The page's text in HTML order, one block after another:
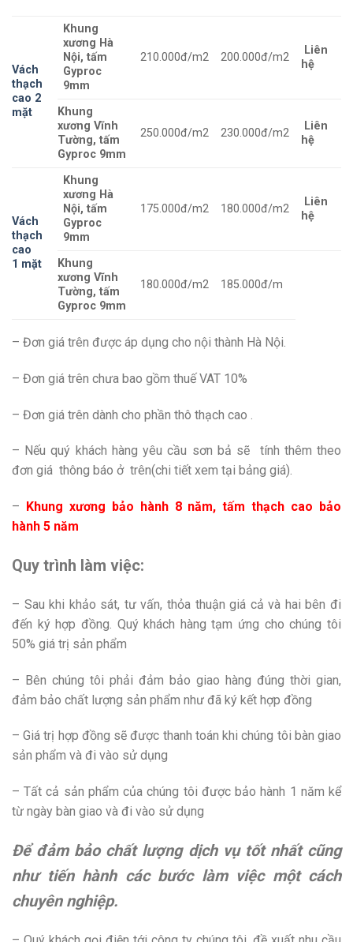
Vách
thạch
cao 2
mặt
Khung
xương Hà
Nội, tấm
Gyproc
9mm
210.000đ/m2 200.000đ/m2
Liên
hệ
Khung
xương Vĩnh
Tường, tấm
Gyproc 9mm
250.000đ/m2 230.000đ/m2
Liên
hệ
Vách
thạch
cao
1 mặt
Khung
xương Hà
Nội, tấm
Gyproc
9mm
175.000đ/m2 180.000đ/m2
Liên
hệ
Khung
xương Vĩnh
Tường, tấm
Gyproc 9mm
180.000đ/m2 185.000đ/m
– Đơn giá trên được áp dụng cho nội thành Hà Nội.
– Đơn giá trên chưa bao gồm thuế VAT 10%
– Đơn giá trên dành cho phần thô thạch cao .
– Nếu quý khách hàng yêu cầu sơn bả sẽ tính thêm theo
đơn giá thông báo ở trên(chi tiết xem tại bảng giá).
–
Khung xương bảo hành 8 năm, tấm thạch cao bảo
hành 5 năm
Quy trình làm việc:
– Sau khi khảo sát, tư vấn, thỏa thuận giá cả và hai bên đi
đến ký hợp đồng. Quý khách hàng tạm ứng cho chúng tôi
50% giá trị sản phẩm
– Bên chúng tôi phải đảm bảo giao hàng đúng thời gian,
đảm bảo chất lượng sản phẩm như đã ký kết hợp đồng
– Giá trị hợp đồng sẽ được thanh toán khi chúng tôi bàn giao
sản phẩm và đi vào sử dụng
– Tất cả sản phẩm của chúng tôi được bảo hành 1 năm kể
từ ngày bàn giao và đi vào sử dụng
Để đảm bảo chất lượng dịch vụ tốt nhất cũng
như tiến hành các bước làm việc một cách
chuyên nghiệp.